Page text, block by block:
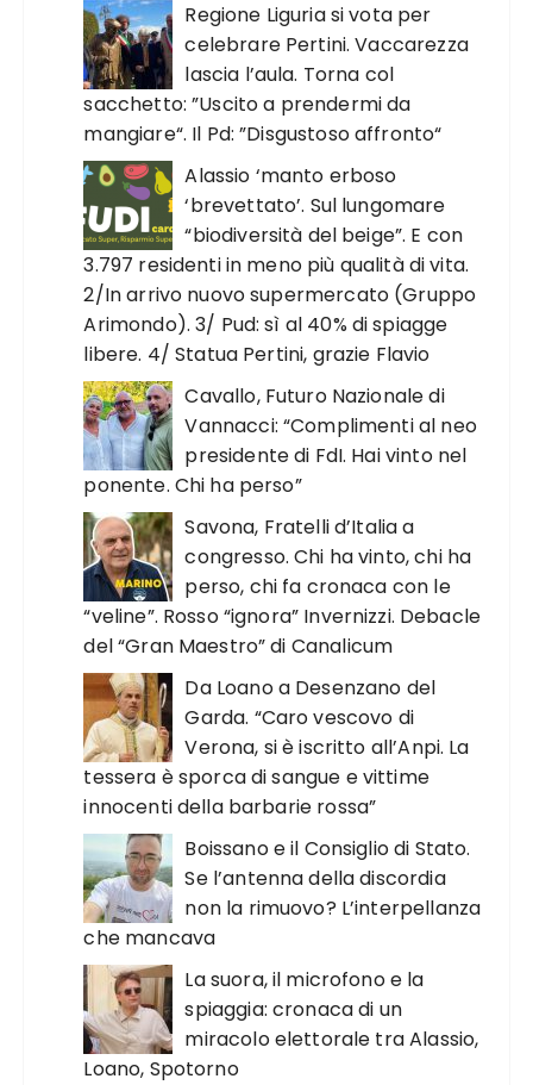
Regione Liguria si vota per
celebrare Pertini. Vaccarezza
lascia l’aula. Torna col
sacchetto: ”Uscito a prendermi da
mangiare“. Il Pd: ”Disgustoso affronto“
Alassio ‘manto erboso
‘brevettato’. Sul lungomare
“biodiversità del beige”. E con
3.797 residenti in meno più qualità di vita.
2/In arrivo nuovo supermercato (Gruppo
Arimondo). 3/ Pud: sì al 40% di spiagge
libere. 4/ Statua Pertini, grazie Flavio
Cavallo, Futuro Nazionale di
Vannacci: “Complimenti al neo
presidente di FdI. Hai vinto nel
ponente. Chi ha perso”
Savona, Fratelli d’Italia a
congresso. Chi ha vinto, chi ha
perso, chi fa cronaca con le
“veline”. Rosso “ignora” Invernizzi. Debacle
del “Gran Maestro” di Canalicum
Da Loano a Desenzano del
Garda. “Caro vescovo di
Verona, si è iscritto all’Anpi. La
tessera è sporca di sangue e vittime
innocenti della barbarie rossa”
Boissano e il Consiglio di Stato.
Se l’antenna della discordia
non la rimuovo? L’interpellanza
che mancava
La suora, il microfono e la
spiaggia: cronaca di un
miracolo elettorale tra Alassio,
Loano, Spotorno